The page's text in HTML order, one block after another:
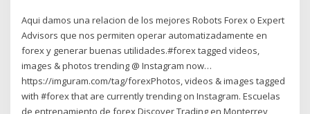
Aqui damos una relacion de los mejores Robots Forex o Expert
Advisors que nos permiten operar automatizadamente en
forex y generar buenas utilidades.#forex tagged videos,
images & photos trending @ Instagram now…
https://imguram.com/tag/forexPhotos, videos & images tagged
with #forex that are currently trending on Instagram. Escuelas
de entrenamiento de forex Discover Trading en Monterrey